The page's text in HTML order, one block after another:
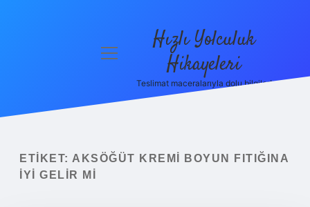
Yasal Uyarı
menüyü
Hızlı Yolculuk
Hikayeleri
Teslimat maceralarıyla dolu bilgiler!
ETIKET: AKSÖĞÜT KREMI BOYUN FITIĞINA
IYI GELIR MI